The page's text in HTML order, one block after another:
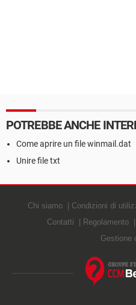
POTREBBE ANCHE
Come aprire un file winmail.dat
Unire file txt
Chi siamo Condizioni di
Contatti
Regolamento
Gestione